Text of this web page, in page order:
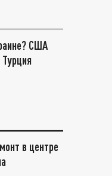
США
в центре